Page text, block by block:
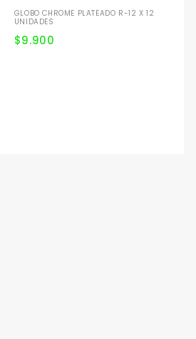
GLOBO CHROME PLATEADO R-12 X 12
UNIDADES
$9.900